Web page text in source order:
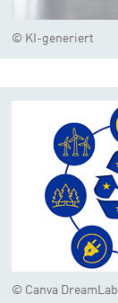
© KI-generiert
© Canva DreamLab